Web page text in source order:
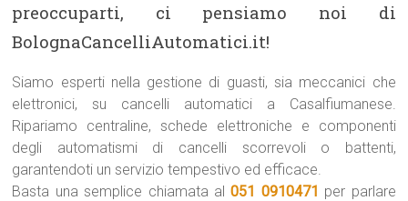
preoccuparti, ci pensiamo noi di
BolognaCancelliAutomatici.it!
Siamo esperti nella gestione di guasti, sia meccanici che
elettronici, su cancelli automatici a Casalfiumanese.
Ripariamo centraline, schede elettroniche e componenti
degli automatismi di cancelli scorrevoli o battenti,
garantendoti un servizio tempestivo ed efficace.
Basta una semplice chiamata al051 0910471 per parlare